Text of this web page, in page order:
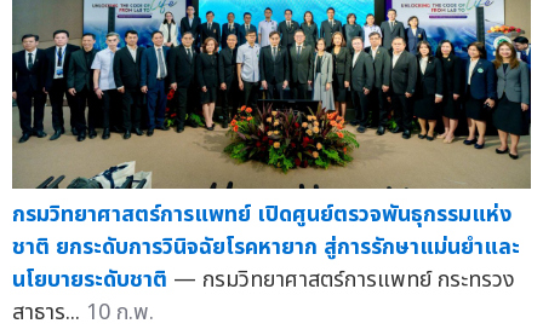
กรมวิทยาศาสตร์การแพทย์ เปิดศูนย์ตรวจพันธุกรรมแห่ง
ชาติ ยกระดับการวินิจฉัยโรคหายาก สู่การรักษาแม่นยำและ
นโยบายระดับชาติ — กรมวิทยาศาสตร์การแพทย์ กระทรวง
สาธาร... 10 ก.พ.